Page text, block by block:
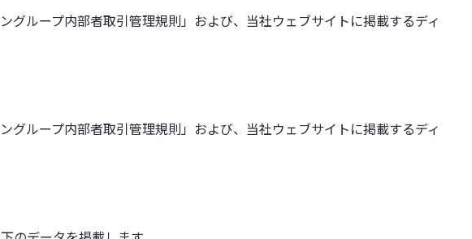
グループ内部者取引管理規則」および、当社ウェブサイトに掲載するディ
グループ内部者取引管理規則」および、当社ウェブサイトに掲載するディ